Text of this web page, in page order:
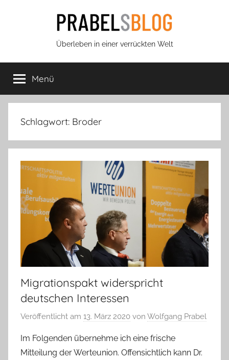
Prabels
Blog
Überleben in einer verrückten Welt
Menü
Schlagwort: Broder
Migrationspakt widerspricht
deutschen Interessen
Veröffentlicht am 13. März 2020 von Wolfgang Prabel
Im Folgenden übernehme ich eine frische
Mitteilung der Werteunion. Offensichtlich kann Dr.